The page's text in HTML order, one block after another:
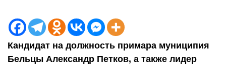
Кандидат на должность примара муниципия
Бельцы Александр Петков, а также лидер